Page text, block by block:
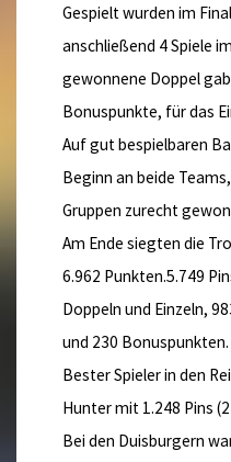
Gespielt wurden im
anschließend 4 Spiele
gewonnene Doppel
Bonuspunkte, für das
Auf gut bespielbaren
Beginn an beide
Gruppen zurecht
Am Ende siegten die
6.962 Punkten.5.749
Doppeln und Einzeln,
und 230 Bonuspunkten.
Bester Spieler in den
Hunter mit 1.248 Pins
Bei den Duisburgern